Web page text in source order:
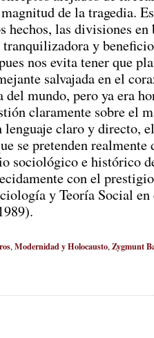
de la tragedia.
hechos, las divisiones en
tranquilizadora y
nos evita tener que
salvajada en el
mundo, pero ya era
claramente sobre el
claro y directo,
se pretenden realmente
sociológico e histórico
con el
y Teoría Social en
, Modernidad y Holocausto, Zygmunt